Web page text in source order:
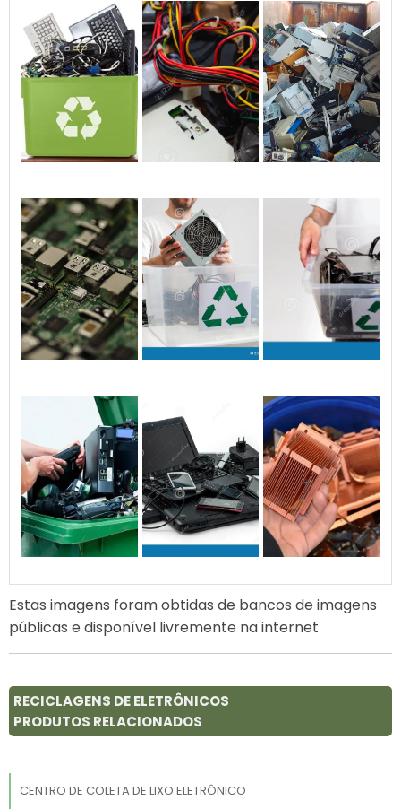
Estas imagens foram obtidas de bancos de imagens
públicas e disponível livremente na internet
RECICLAGENS DE ELETRÔNICOS
PRODUTOS RELACIONADOS
CENTRO DE COLETA DE LIXO ELETRÔNICO